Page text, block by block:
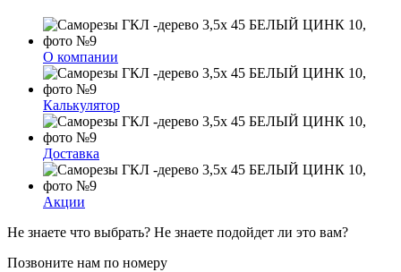
О компании
Калькулятор
Доставка
Акции
Не знаете что выбрать? Не знаете подойдет ли это вам?
Позвоните нам по номеру